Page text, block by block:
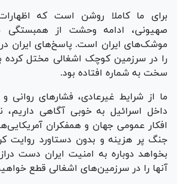
برای ما کاملا روشن است که
صهیونی، ادامه وحشت از همبستگی
را در سرزمین کوچک اشغالی مختل کرده
سخت به شماره افتاده بود.
ما از شرایط غیرعادی، فشار‌های روانی
داخل اسرائیل به خوبی آگاهی داریم،
افکار عمومی جهان و همفکران
جنگ پر هزینه و بدون دستاورد روایت
بخواهد دوباره به امنیت ایران دست
آنها را در سرزمین‌های اشغالی قطع